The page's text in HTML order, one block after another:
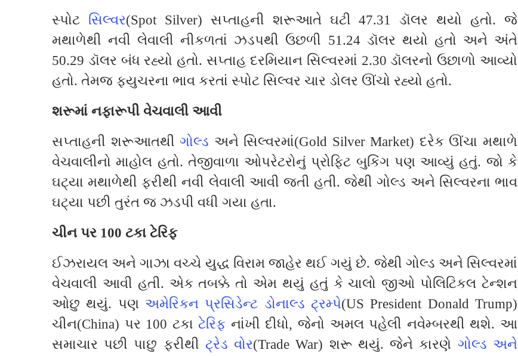
સ્પોટ સિલ્વર(Spot Silver) સપ્તાહની શરૂઆતે ઘટી 47.31 ડૉલર થયો હતો. જે
મથાળેથી નવી લેવાલી નીકળતાં ઝડપથી ઉછળી 51.24 ડૉલર થયો હતો અને અંતે
50.29 ડૉલર બંધ રહ્યો હતો. સપ્તાહ દરમિયાન સિલ્વરમાં 2.30 ડૉલરનો ઉછાળો આવ્યો
હતો. તેમજ ફ્યુચરના ભાવ કરતાં સ્પોટ સિલ્વર ચાર ડોલર ઊંચો રહ્યો હતો.
શરૂમાં નફારૂપી વેચવાલી આવી
સપ્તાહની શરૂઆતથી ગોલ્ડ અને સિલ્વરમાં(Gold Silver Market) દરેક ઊંચા મથાળે
વેચવાલીનો માહોલ હતો. તેજીવાળા ઓપરેટરોનું પ્રોફિટ બુકિંગ પણ આવ્યું હતું. જો કે
ઘટ્યા મથાળેથી ફરીથી નવી લેવાલી આવી જતી હતી. જેથી ગોલ્ડ અને સિલ્વરના ભાવ
ઘટ્યા પછી તુરંત જ ઝડપી વધી ગયા હતા.
ચીન પર 100 ટકા ટેરિફ
ઈઝરાયલ અને ગાઝા વચ્ચે યુદ્ધ વિરામ જાહેર થઈ ગયું છે. જેથી ગોલ્ડ અને સિલ્વરમાં
વેચવાલી આવી હતી. એક તબક્કે તો એમ થયું હતું કે ચાલો જીઓ પોલિટિકલ ટેન્શન
ઓછુ થયું. પણ અમેરિકન પ્રસિડેન્ટ ડોનાલ્ડ ટ્રમ્પે(US President Donald Trump)
ચીન(China) પર 100 ટકા ટેરિફ નાંખી દીધો, જેનો અમલ પહેલી નવેમ્બરથી થશે. આ
સમાચાર પછી પાછુ ફરીથી ટ્રેડ વોર(Trade War) શરૂ થયું. જેને કારણે ગોલ્ડ અને